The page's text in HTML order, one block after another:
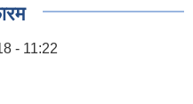
- 11:22